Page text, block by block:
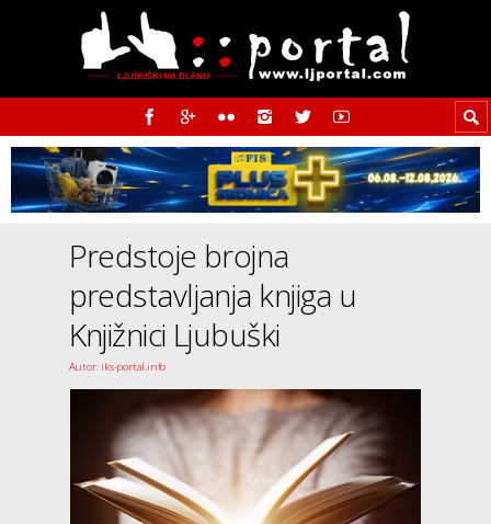
Predstoje brojna
predstavljanja knjiga u
Knjižnici Ljubuški
Autor: iks-portal.info